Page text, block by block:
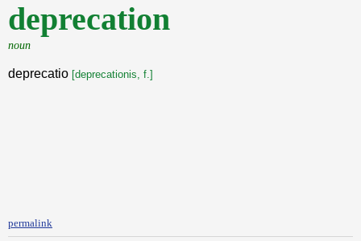
deprecation
noun
deprecatio [deprecationis, f.]
permalink